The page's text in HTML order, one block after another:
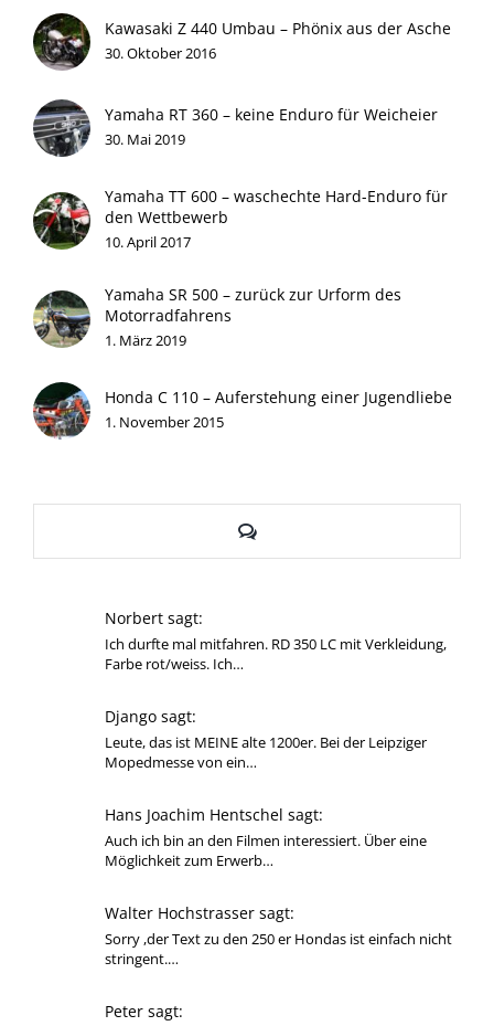
Kawasaki Z 440 Umbau – Phönix aus der Asche
30. Oktober 2016
Yamaha RT 360 – keine Enduro für Weicheier
30. Mai 2019
Yamaha TT 600 – waschechte Hard-Enduro für
den Wettbewerb
10. April 2017
Yamaha SR 500 – zurück zur Urform des
Motorradfahrens
1. März 2019
Honda C 110 – Auferstehung einer Jugendliebe
1. November 2015
Kommentare
Norbert sagt:
Ich durfte mal mitfahren. RD 350 LC mit Verkleidung,
Farbe rot/weiss. Ich…
Django sagt:
Leute, das ist MEINE alte 1200er. Bei der Leipziger
Mopedmesse von ein…
Hans Joachim Hentschel sagt:
Auch ich bin an den Filmen interessiert. Über eine
Möglichkeit zum Erwerb…
Walter Hochstrasser sagt:
Sorry ,der Text zu den 250 er Hondas ist einfach nicht
stringent.…
Peter sagt: